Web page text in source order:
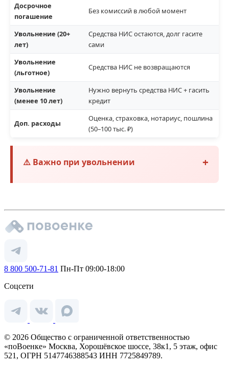
Досрочное
погашение
Без комиссий в любой момент
Увольнение (20+
лет)
Средства НИС остаются, долг гасите
сами
Увольнение
(льготное)
Средства НИС не возвращаются
Увольнение
(менее 10 лет)
Нужно вернуть средства НИС + гасить
кредит
Доп. расходы
Оценка, страховка, нотариус, пошлина
(50–100 тыс. ₽)
⚠️ Важно при увольнении
8 800 500-71-81 Пн-Пт 09:00-18:00
Соцсети
© 2026 Общество с ограниченной ответственностью
«поВоенке» Москва, Хорошёвское шоссе, 38к1, 5 этаж, офис
521, ОГРН 5147746388543 ИНН 7725849789.